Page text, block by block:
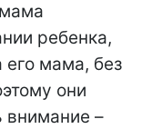
ребенка,
его мама, без
они
внимание –